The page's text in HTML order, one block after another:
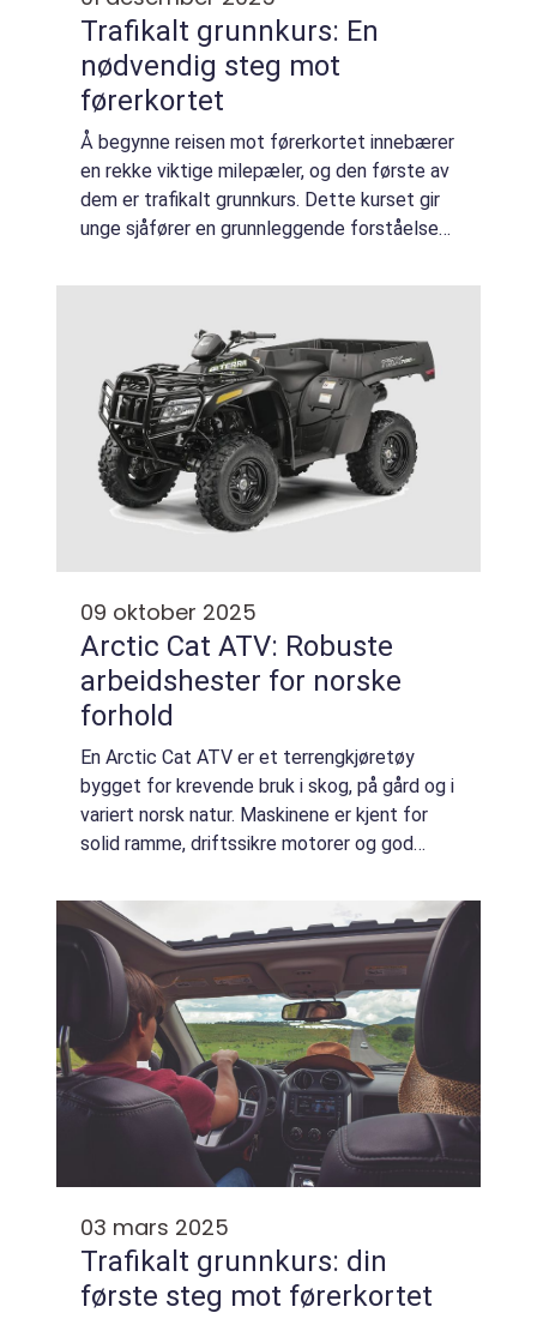
Trafikalt grunnkurs: En
nødvendig steg mot
førerkortet
Å begynne reisen mot førerkortet innebærer
en rekke viktige milepæler, og den første av
dem er trafikalt grunnkurs. Dette kurset gir
unge sjåfører en grunnleggende forståelse
09 oktober 2025
Arctic Cat ATV: Robuste
arbeidshester for norske
forhold
En Arctic Cat ATV er et terrengkjøretøy
bygget for krevende bruk i skog, på gård og i
variert norsk natur. Maskinene er kjent for
solid ramme, driftssikre motorer og god
trekkraft, nyt...
03 mars 2025
Trafikalt grunnkurs: din
første steg mot førerkortet